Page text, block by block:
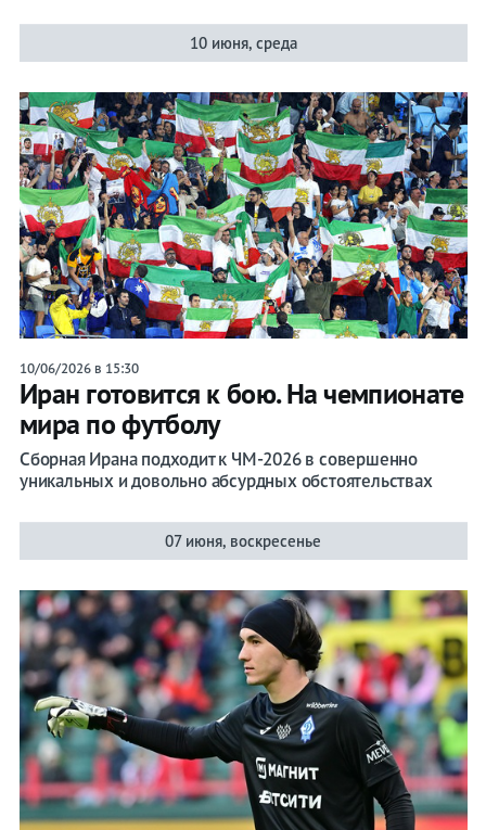
10 июня, среда
10/06/2026 в 15:30
Иран готовится к бою. На чемпионате
мира по футболу
Сборная Ирана подходит к ЧМ-2026 в совершенно
уникальных и довольно абсурдных обстоятельствах
07 июня, воскресенье